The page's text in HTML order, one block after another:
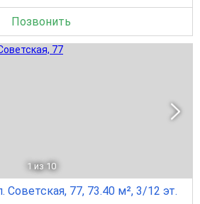
Позвонить
1 из 10
Советская, 77, 73.40 м², 3/12 эт.